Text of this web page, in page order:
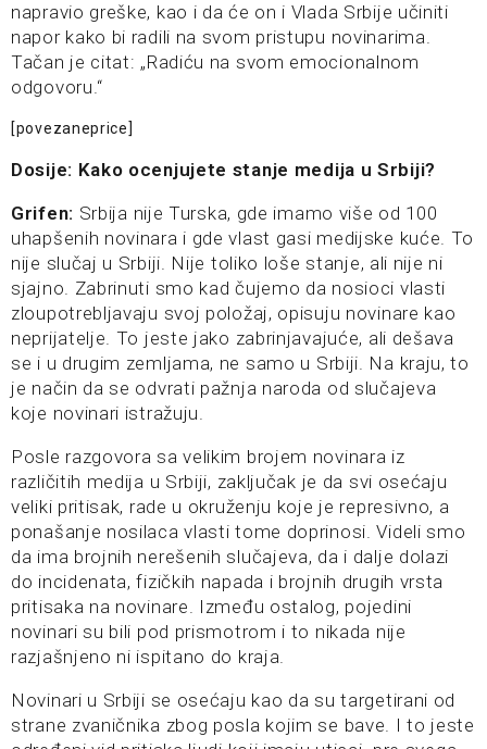
napravio greške, kao i da će on i Vlada Srbije učiniti
napor kako bi radili na svom pristupu novinarima.
Tačan je citat: „Radiću na svom emocionalnom
odgovoru.“
[povezaneprice]
Dosije: Kako ocenjujete stanje medija u Srbiji?
Grifen: Srbija nije Turska, gde imamo više od 100
uhapšenih novinara i gde vlast gasi medijske kuće. To
nije slučaj u Srbiji. Nije toliko loše stanje, ali nije ni
sjajno. Zabrinuti smo kad čujemo da nosioci vlasti
zloupotrebljavaju svoj položaj, opisuju novinare kao
neprijatelje. To jeste jako zabrinjavajuće, ali dešava
se i u drugim zemljama, ne samo u Srbiji. Na kraju, to
je način da se odvrati pažnja naroda od slučajeva
koje novinari istražuju.
Posle razgovora sa velikim brojem novinara iz
različitih medija u Srbiji, zaključak je da svi osećaju
veliki pritisak, rade u okruženju koje je represivno, a
ponašanje nosilaca vlasti tome doprinosi. Videli smo
da ima brojnih nerešenih slučajeva, da i dalje dolazi
do incidenata, fizičkih napada i brojnih drugih vrsta
pritisaka na novinare. Između ostalog, pojedini
novinari su bili pod prismotrom i to nikada nije
razjašnjeno ni ispitano do kraja.
Novinari u Srbiji se osećaju kao da su targetirani od
strane zvaničnika zbog posla kojim se bave. I to jeste